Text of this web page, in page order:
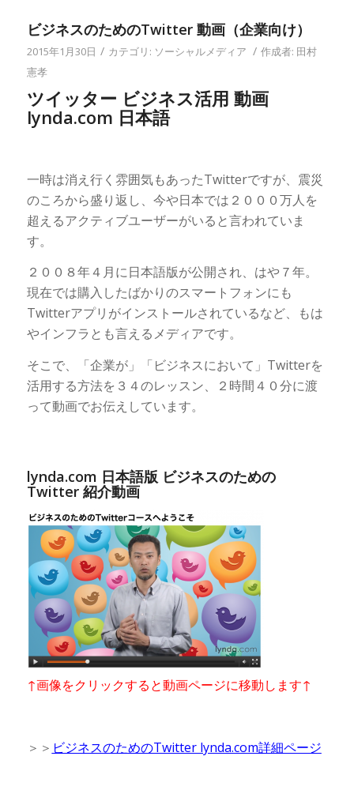
ビジネスのためのTwitter 動画（企業向け）
2015年1月30日 / カテゴリ: ソーシャルメディア / 作成者: 田村
憲孝
ツイッター ビジネス活用 動画
lynda.com 日本語
一時は消え行く雰囲気もあったTwitterですが、震災
のころから盛り返し、今や日本では２０００万人を
超えるアクティブユーザーがいると言われていま
す。
２００８年４月に日本語版が公開され、はや７年。
現在では購入したばかりのスマートフォンにも
Twitterアプリがインストールされているなど、もは
やインフラとも言えるメディアです。
そこで、「企業が」「ビジネスにおいて」Twitterを
活用する方法を３４のレッスン、２時間４０分に渡
って動画でお伝えしています。
lynda.com 日本語版 ビジネスのための
Twitter 紹介動画
↑画像をクリックすると動画ページに移動します↑
＞＞ ビジネスのためのTwitter lynda.com詳細ページ